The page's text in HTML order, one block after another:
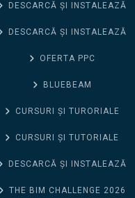
DESCARCĂ ȘI INSTALEAZĂ
DESCARCĂ ȘI INSTALEAZĂ
OFERTA PPC
BLUEBEAM
CURSURI ȘI TURORIALE
CURSURI ȘI TUTORIALE
DESCARCĂ ȘI INSTALEAZĂ
THE BIM CHALLENGE 2026